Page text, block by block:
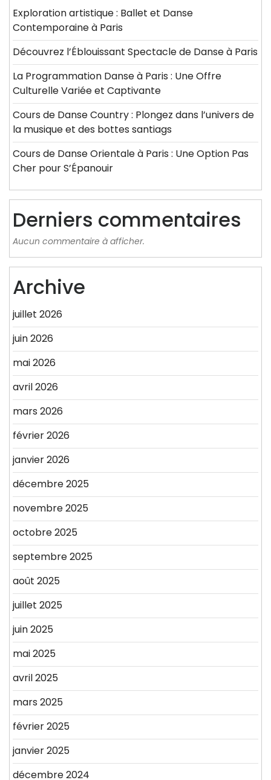
Exploration artistique : Ballet et Danse
Contemporaine à Paris
Découvrez l’Éblouissant Spectacle de Danse à Paris
La Programmation Danse à Paris : Une Offre
Culturelle Variée et Captivante
Cours de Danse Country : Plongez dans l’univers de
la musique et des bottes santiags
Cours de Danse Orientale à Paris : Une Option Pas
Cher pour S’Épanouir
Derniers commentaires
Aucun commentaire à afficher.
Archive
juillet 2026
juin 2026
mai 2026
avril 2026
mars 2026
février 2026
janvier 2026
décembre 2025
novembre 2025
octobre 2025
septembre 2025
août 2025
juillet 2025
juin 2025
mai 2025
avril 2025
mars 2025
février 2025
janvier 2025
décembre 2024